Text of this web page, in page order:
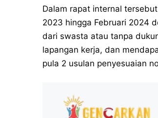
Dalam rapat internal
2023 hingga Februari 2024
dari swasta atau tanpa
lapangan kerja, dan
pula 2 usulan penyesuaian